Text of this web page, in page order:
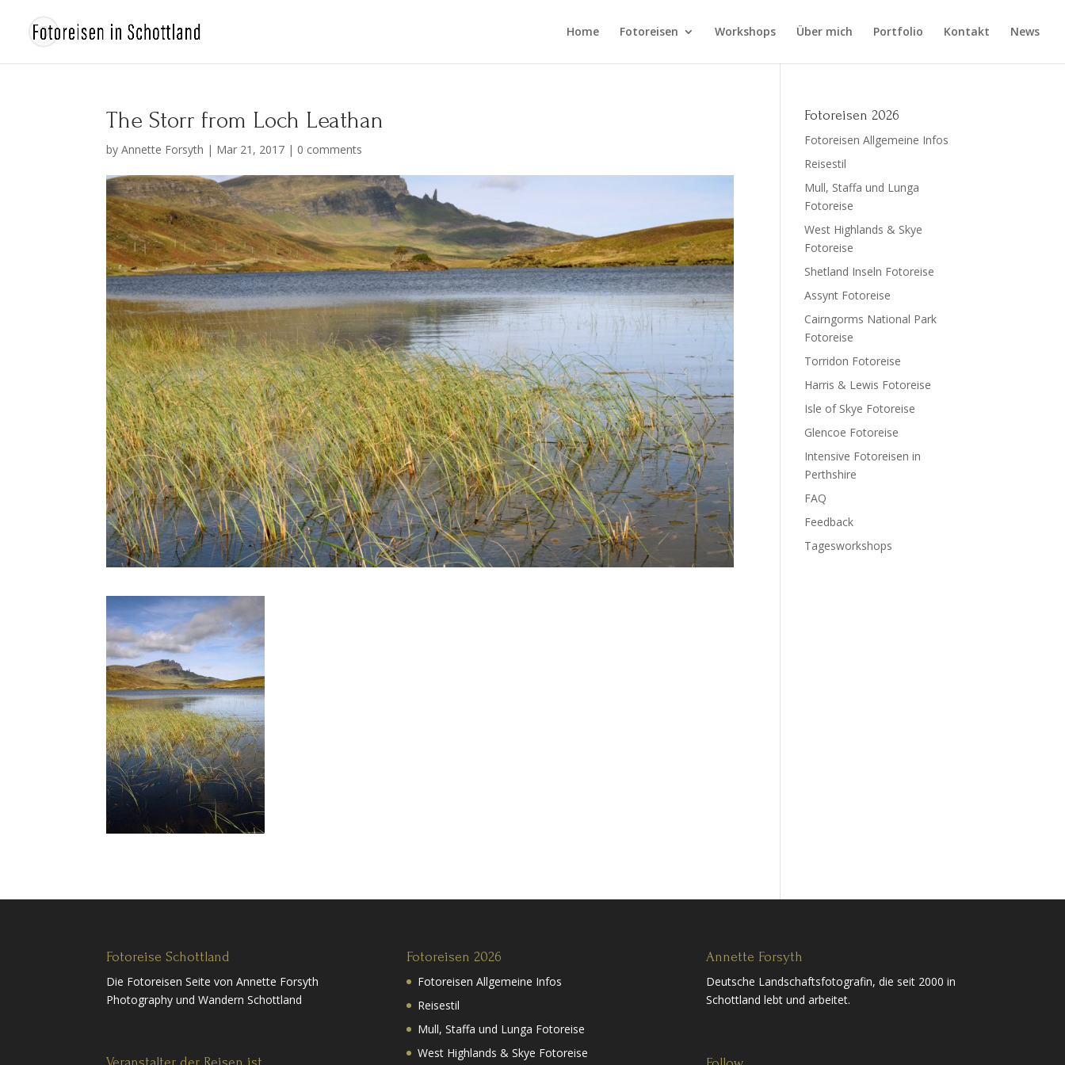
Home Fotoreisen Workshops Über mich Portfolio Kontakt News
The Storr from Loch Leathan
byAnnette Forsyth | Mar 21, 2017 | 0 comments
Fotoreisen 2026
Fotoreisen Allgemeine Infos
Reisestil
Mull, Staffa und Lunga
Fotoreise
West Highlands & Skye
Fotoreise
Shetland Inseln Fotoreise
Assynt Fotoreise
Cairngorms National Park
Fotoreise
Torridon Fotoreise
Harris & Lewis Fotoreise
Isle of Skye Fotoreise
Glencoe Fotoreise
Intensive Fotoreisen in
Perthshire
FAQ
Feedback
Tagesworkshops
Fotoreise Schottland
Die Fotoreisen Seite von Annette Forsyth
Photography und Wandern Schottland
Fotoreisen 2026
Fotoreisen Allgemeine Infos
Reisestil
Mull, Staffa und Lunga Fotoreise
West Highlands & Skye Fotoreise
Annette Forsyth
Deutsche Landschaftsfotografin, die seit 2000 in
Schottland lebt und arbeitet.